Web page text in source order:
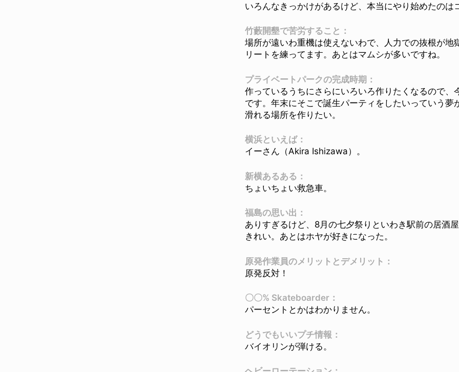
いろんなきっかけがあるけど、本当にやり始めたのは
竹藪開墾で苦労すること：
場所が遠いわ重機は使えないわで、人力での抜根が地
リートを練ってます。あとはマムシが多いですね。
プライベートパークの完成時期：
作っているうちにさらにいろいろ作りたくなるので
です。年末にそこで誕生パーティをしたいっていう夢
滑れる場所を作りたい。
横浜といえば：
イーさん（Akira Ishizawa）。
新横あるある：
ちょいちょい救急車。
福島の思い出：
ありすぎるけど、8月の七夕祭りといわき駅前の居
きれい。あとはホヤが好きになった。
原発作業員のメリットとデメリット：
原発反対！
〇〇% Skateboarder：
パーセントとかはわかりません。
どうでもいいプチ情報：
バイオリンが弾ける。